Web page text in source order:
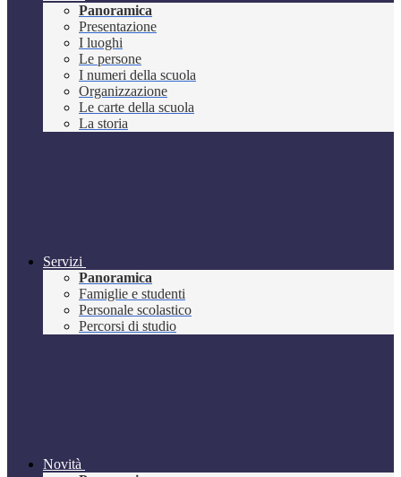
Panoramica
Presentazione
I luoghi
Le persone
I numeri della scuola
Organizzazione
Le carte della scuola
La storia
Servizi
Panoramica
Famiglie e studenti
Personale scolastico
Percorsi di studio
Novità